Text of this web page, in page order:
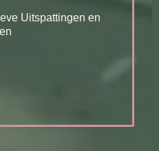
Uitspattingen en